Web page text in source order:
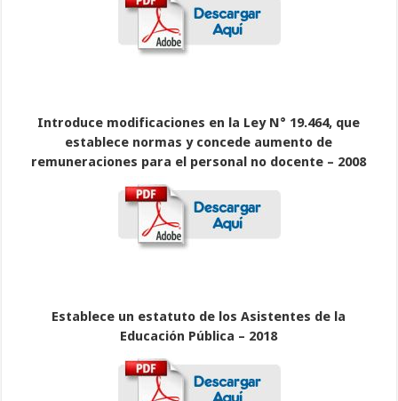
Introduce modificaciones en la Ley N° 19.464, que
establece normas y concede aumento de
remuneraciones para el personal no docente – 2008
Establece un estatuto de los Asistentes de la
Educación Pública – 2018